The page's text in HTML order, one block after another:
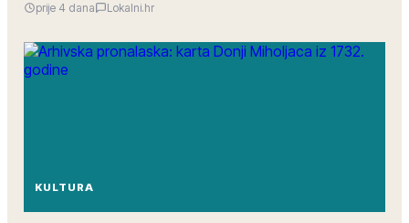
prije 4 dana Lokalni.hr
KULTURA